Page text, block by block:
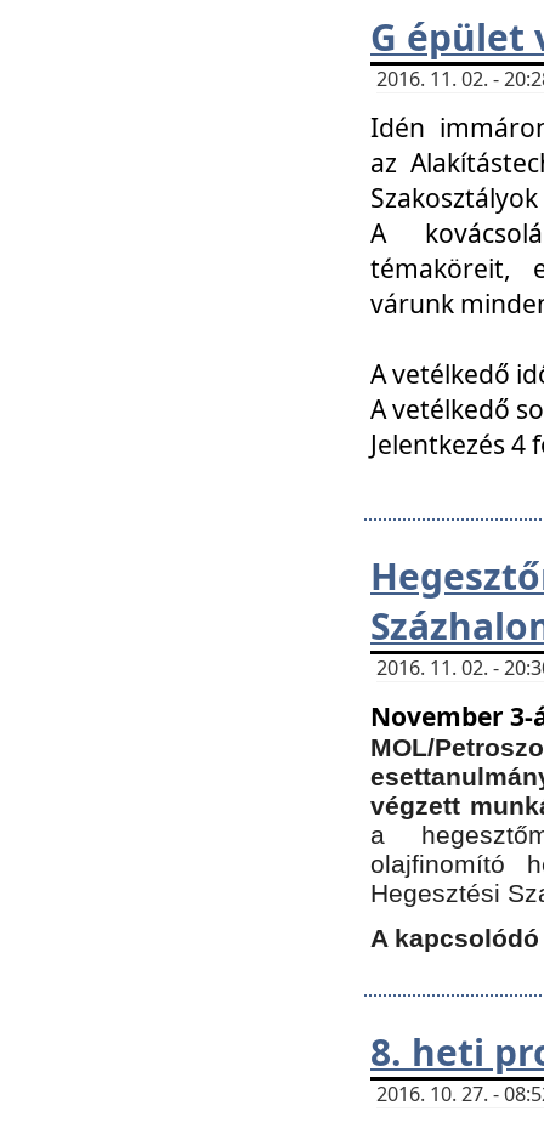
G épület
2016. 11. 02. -
Idén
az
A
témaköreit,
várunk
A vetélkedő
A vetélkedő
Jelentkezés 4
2016. 11. 02. -
November
MOL/
végzett
a
olajfinomító
Hegesztési
A
8. heti
2016. 10. 27. -